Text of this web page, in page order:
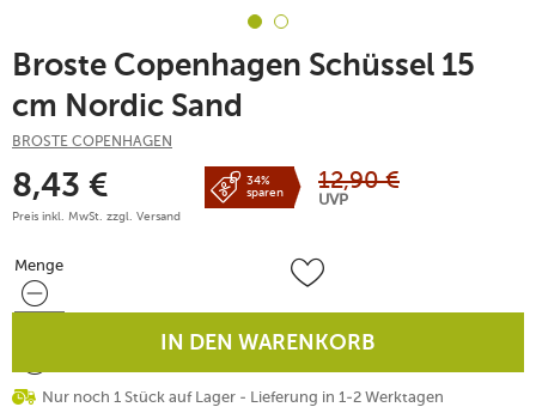
Broste Copenhagen Schüssel 15
cm Nordic Sand
BROSTE COPENHAGEN
8,43 €
Preis inkl. MwSt. zzgl. Versand
34%
sparen
12,90 €
UVP
Menge
Menge
IN DEN WARENKORB
Nur noch 1 Stück auf Lager - Lieferung in 1-2 Werktagen